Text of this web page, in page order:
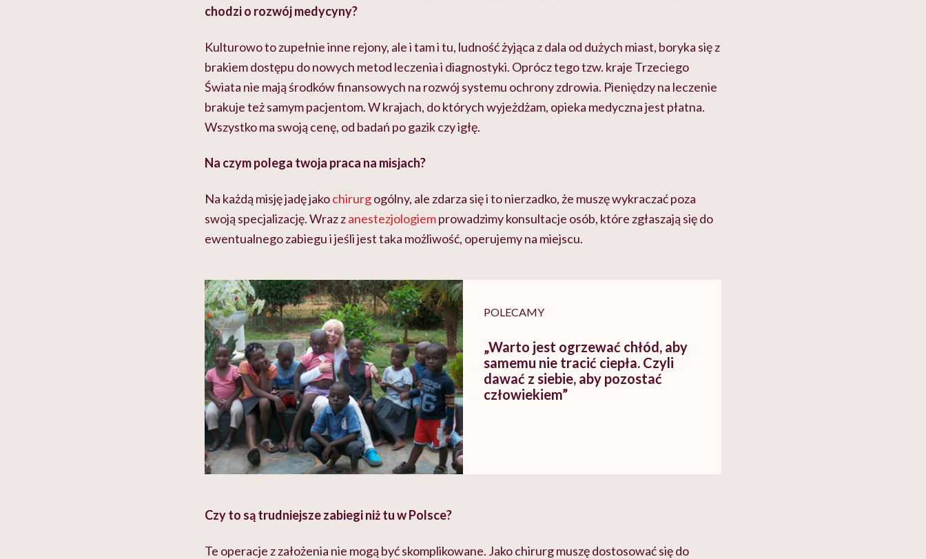
chodzi o rozwój medycyny?
Kulturowo to zupełnie inne rejony, ale i tam i tu, ludność żyjąca z dala od dużych miast, boryka się z
brakiem dostępu do nowych metod leczenia i diagnostyki. Oprócz tego tzw. kraje Trzeciego
Świata nie mają środków finansowych na rozwój systemu ochrony zdrowia. Pieniędzy na leczenie
brakuje też samym pacjentom. W krajach, do których wyjeżdżam, opieka medyczna jest płatna.
Wszystko ma swoją cenę, od badań po gazik czy igłę.
Na czym polega twoja praca na misjach?
Na każdą misję jadę jakochirurgogólny, ale zdarza się i to nierzadko, że muszę wykraczać poza
swoją specjalizację. Wraz zanestezjologiemprowadzimy konsultacje osób, które zgłaszają się do
ewentualnego zabiegu i jeśli jest taka możliwość, operujemy na miejscu.
POLECAMY
„Warto jest ogrzewać chłód, aby
samemu nie tracić ciepła. Czyli
dawać z siebie, aby pozostać
człowiekiem”
Czy to są trudniejsze zabiegi niż tu w Polsce?
Te operacje z założenia nie mogą być skomplikowane. Jako chirurg muszę dostosować się do